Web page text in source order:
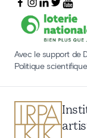
Avec le support de
Politique